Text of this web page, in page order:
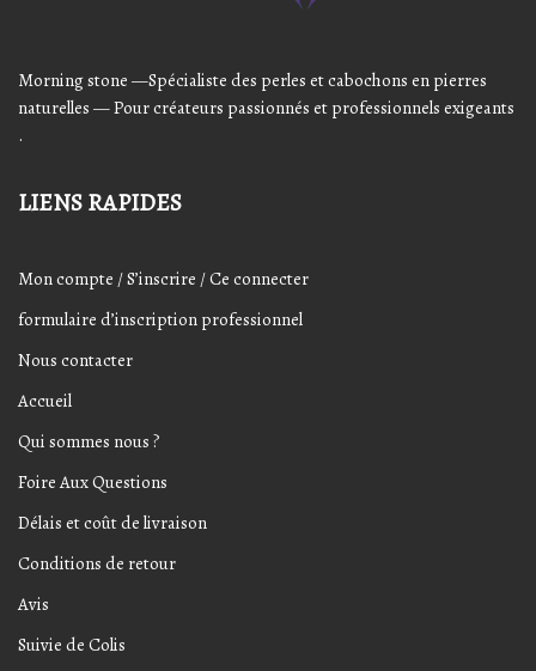
Morning stone —Spécialiste des perles et cabochons en pierres
naturelles — Pour créateurs passionnés et professionnels exigeants
.
LIENS RAPIDES
Mon compte / S’inscrire / Ce connecter
formulaire d’inscription professionnel
Nous contacter
Accueil
Qui sommes nous ?
Foire Aux Questions
Délais et coût de livraison
Conditions de retour
Avis
Suivie de Colis